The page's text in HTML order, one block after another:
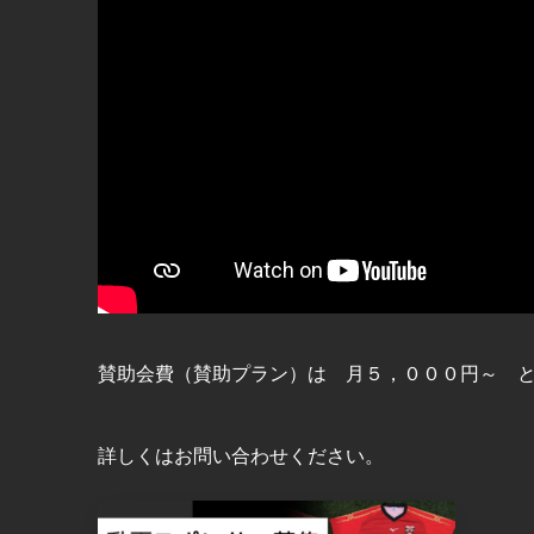
賛助会費（賛助プラン）は 月５，０００円～ と
詳しくはお問い合わせください。